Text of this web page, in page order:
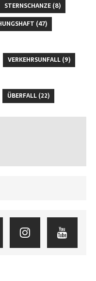
STERNSCHANZE (8)
(47)
VERKEHRSUNFALL (9)
ÜBERFALL (22)